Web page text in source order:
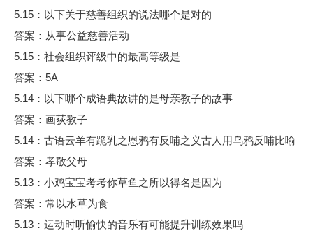
5.15：以下关于慈善组织的说法哪个是对的
答案：从事公益慈善活动
5.15：社会组织评级中的最高等级是
答案：5A
5.14：以下哪个成语典故讲的是母亲教子的故事
答案：画荻教子
5.14：古语云羊有跪乳之恩鸦有反哺之义古人用乌鸦反哺比喻
答案：孝敬父母
5.13：小鸡宝宝考考你草鱼之所以得名是因为
答案：常以水草为食
5.13：运动时听愉快的音乐有可能提升训练效果吗